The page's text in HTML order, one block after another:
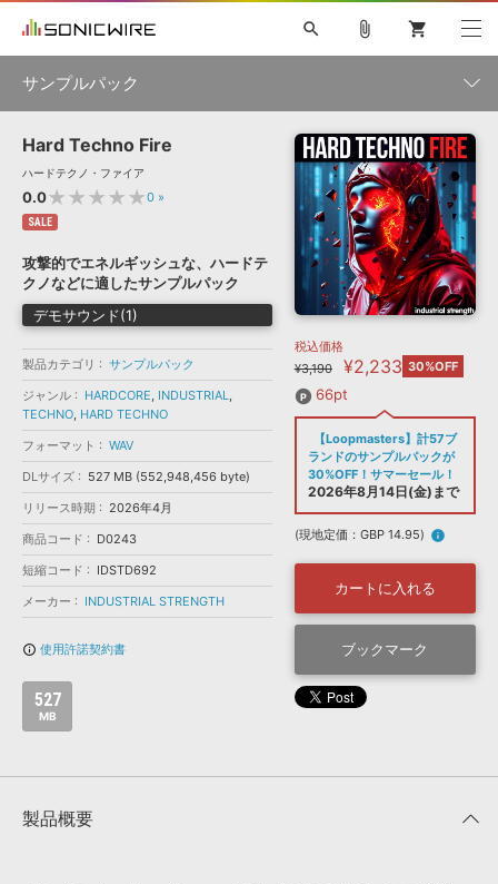
ソフト音源 »
プラグイン・エフェクト »
サンプルパック »
ソフトウェア／ツール »
DAW »
効果音 »
BGM »
特集 »
ニュースレター »
SONICWIREブログ »
製品サポート情報 »
DTMガイド »
FAQ »
お問い合わせ »
音楽カード
楽曲配信流通 サービス
無償のサウンド管理ソフト
次世代型 ボーカル・エディタ
SLS
search
初音ミク NT 鏡音リン・レン V4X 巡音ルカ V4X
MEIKO V3
KAITO V3
VOCALOID TOONTRACK
SPITFIRE AUDIO
VIENNA
EZ DRUMMER 3
ライセンスフリーBGM
ボーカル抜き出し
DUBSTEP
ELECTRONICA
EDM TRANCE MUTANT
ROUTER.FM
SONOCA
ソフト音源 プラグイン・エフェクト
ソフトウェア／ツール 効果音
attach_file shopping_cart
サンプルパック
製品一覧
メーカー
フォーマット
ランキング
Hard Techno Fire
ハードテクノ・ファイア
0.0★★★★★0 »
SALE
攻撃的でエネルギッシュな、ハードテ
クノなどに適したサンプルパック
デモサウンド(1)
製品カテゴリ
サンプルパック
ジャンル
HARDCORE, INDUSTRIAL,
TECHNO, HARD TECHNO
フォーマット
WAV
DLサイズ
527 MB (552,948,456 byte)
リリース時期
2026年4月
商品コード
D0243
短縮コード
IDSTD692
メーカー
INDUSTRIAL STRENGTH
info_outline 使用許諾契約書
527
MB
税込価格
¥3,190
¥2,233 30%OFF
66pt
【Loopmasters】計57ブ
ランドのサンプルパックが
30%OFF！サマーセール！
2026年8月14日(金)まで
(現地定価：GBP 14.95) info
カートに入れる
ブックマーク
製品概要